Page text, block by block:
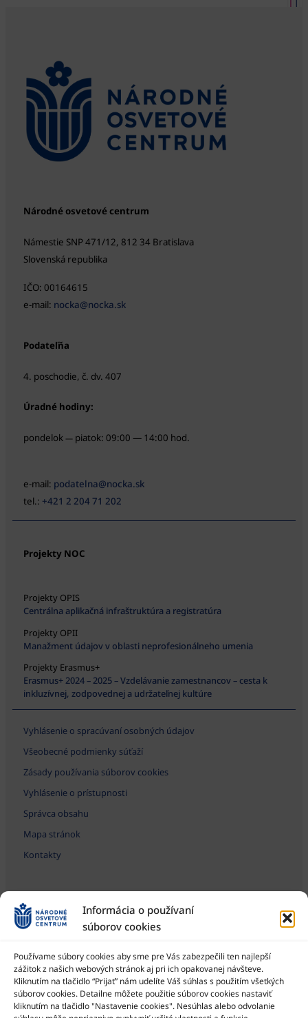
Informácia o používaní
súborov cookies
Používame súbory cookies aby sme pre Vás zabezpečili ten najlepší
zážitok z našich webových stránok aj pri ich opakovanej návšteve.
Kliknutím na tlačidlo “Prijať” nám udelíte Váš súhlas s použitím všetkých
súborov cookies. Detailne môžete použitie súborov cookies nastaviť
kliknutím na tlačidlo "Nastavenie cookies". Nesúhlas alebo odvolanie
Národné osvetové centrum
Námestie SNP 471/12, 812 34 Bratislava
Slovenská republika
IČO: 00164615
e-mail: nocka@nocka.sk
Podateľňa
4. poschodie, č. dv. 407
Úradné hodiny:
pondelok — piatok: 09:00 — 14:00 hod.
e-mail: podatelna@nocka.sk
tel.: +421 2 204 71 202
Projekty NOC
Projekty OPIS
Centrálna aplikačná infraštruktúra a registratúra
Projekty OPII
Manažment údajov v oblasti neprofesionálneho umenia
Projekty Erasmus+
Erasmus+ 2024 – 2025 – Vzdelávanie zamestnancov – cesta k
inkluzívnej, zodpovednej a udržateľnej kultúre
Vyhlásenie o spracúvaní osobných údajov
Všeobecné podmienky súťaží
Zásady používania súborov cookies
Vyhlásenie o prístupnosti
Správca obsahu
Mapa stránok
Kontakty
Národné osvetové centrum je štátna príspevková organizácia
Ministerstva kultúry SR